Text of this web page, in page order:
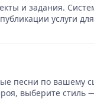
и задания.
услуги для
песни по вашему
выберите стиль